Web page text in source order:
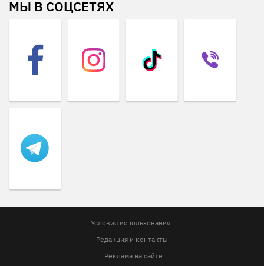
МЫ В СОЦСЕТЯХ
Условия использования
Редакция и контакты
Реклама на сайте